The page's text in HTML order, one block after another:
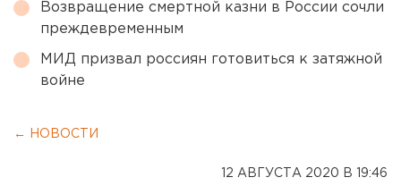
Возвращение смертной казни в России сочли
преждевременным
МИД призвал россиян готовиться к затяжной
войне
← НОВОСТИ
12 АВГУСТА 2020 В 19:46